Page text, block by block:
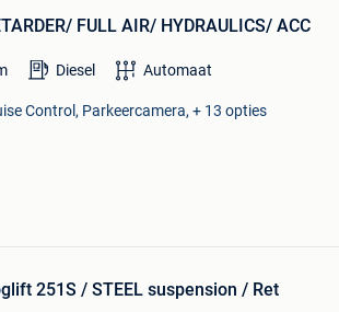
FULL AIR/ HYDRAULICS/ ACC
Diesel Automaat
Control, Parkeercamera, + 13 opties
251S / STEEL suspension / Ret